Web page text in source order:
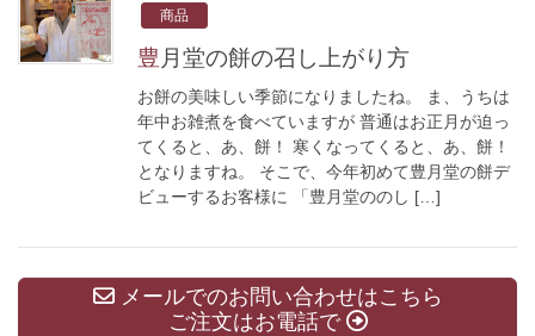
商品
豊月堂の餅の召し上がり方
お餅の美味しい季節になりましたね。 ま、うちは
年中お雑煮を食べていますが 普通はお正月が迫っ
てくると、あ、餅！ 寒くなってくると、あ、餅！
となりますね。 そこで、今年初めて豊月堂の餅デ
ビューするお客様に 「豊月堂ののし […]
メールでのお問い合わせはこちら
ご注文はお電話で